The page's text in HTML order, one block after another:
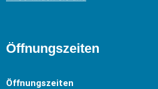
Öffnungszeiten
Öffnungszeiten